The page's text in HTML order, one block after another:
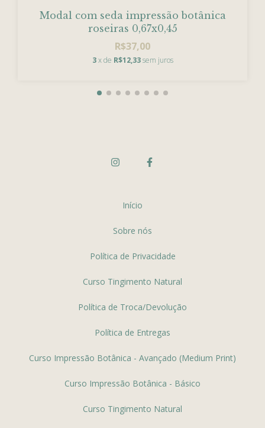
Modal com seda impressão botânica
roseiras 0,67x0,45
R$37,00
3 x de R$12,33 sem juros
Início
Sobre nós
Política de Privacidade
Curso Tingimento Natural
Política de Troca/Devolução
Política de Entregas
Curso Impressão Botânica - Avançado (Medium Print)
Curso Impressão Botânica - Básico
Curso Tingimento Natural